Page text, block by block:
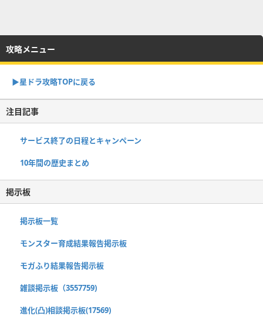
攻略メニュー
▶︎星ドラ攻略TOPに戻る
注目記事
サービス終了の日程とキャンペーン
10年間の歴史まとめ
掲示板
掲示板一覧
モンスター育成結果報告掲示板
モガふり結果報告掲示板
雑談掲示板（3557759)
進化(凸)相談掲示板(17569)